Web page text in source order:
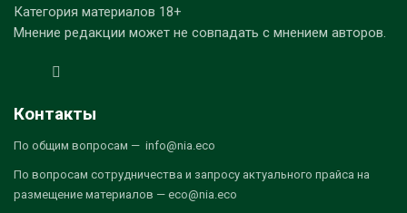
Категория материалов 18+
Мнение редакции может не совпадать с мнением авторов.
Контакты
По общим вопросам — info@nia.eco
По вопросам сотрудничества и запросу актуального прайса на
размещение материалов — eco@nia.eco